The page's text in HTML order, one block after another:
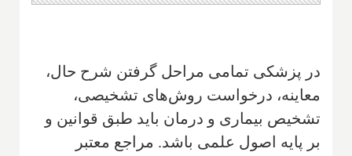
در پزشکی تمامی مراحل گرفتن شرح حال،
معاینه، درخواست روش‌های تشخیصی،
تشخیص بیماری و درمان باید طبق قوانین و
بر پایه اصول علمی باشد. مراجع معتبر